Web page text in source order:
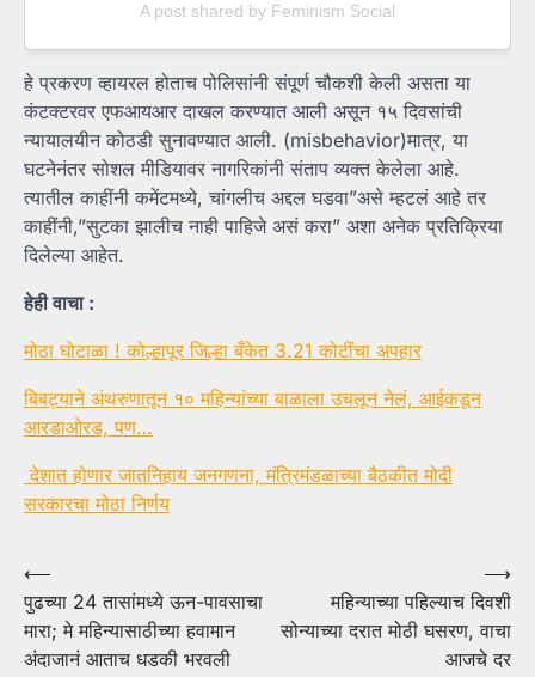
A post shared by Feminism Social
हे प्रकरण व्हायरल होताच पोलिसांनी संपूर्ण चौकशी केली असता या
कंटक्टरवर एफआयआर दाखल करण्यात आली असून १५ दिवसांची
न्यायालयीन कोठडी सुनावण्यात आली. (misbehavior)मात्र, या
घटनेनंतर सोशल मीडियावर नागरिकांनी संताप व्यक्त केलेला आहे.
त्यातील काहींनी कमेंटमध्ये, चांगलीच अद्दल घडवा”असे म्हटलं आहे तर
काहींनी,”सुटका झालीच नाही पाहिजे असं करा” अशा अनेक प्रतिक्रिया
दिलेल्या आहेत.
हेही वाचा :
मोठा घोटाळा ! कोल्हापूर जिल्हा बँकेत 3.21 कोटींचा अपहार
बिबट्याने अंथरुणातून १० महिन्यांच्या बाळाला उचलून नेलं, आईकडून
आरडाओरड, पण…
देशात होणार जातनिहाय जनगणना, मंत्रिमंडळाच्या बैठकीत मोदी
सरकारचा मोठा निर्णय
Post
navigation
⟵
पुढच्या 24 तासांमध्ये ऊन-पावसाचा
मारा; मे महिन्यासाठीच्या हवामान
अंदाजानं आताच धडकी भरवली
महिन्याच्या पहिल्याच दिवशी
सोन्याच्या दरात मोठी घसरण, वाचा
आजचे दर
⟶